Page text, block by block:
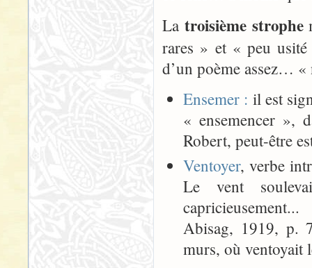
La troisième strophe
rares » et « peu
d’un poème assez… «
Ensemer : il est
« ensemencer »,
Robert, peut-être
Ventoyer, verbe
Le vent
Abisag, 1919, p.
murs, où